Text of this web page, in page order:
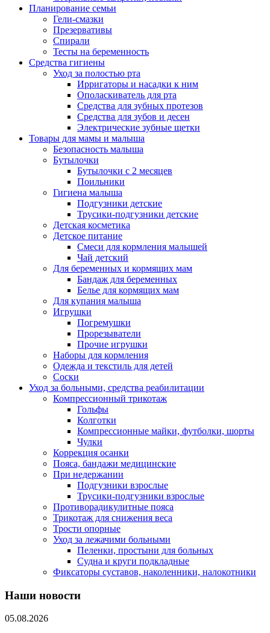
Планирование семьи
Гели-смазки
Презервативы
Спирали
Тесты на беременность
Средства гигиены
Уход за полостью рта
Ирригаторы и насадки к ним
Ополаскиватель для рта
Средства для зубных протезов
Средства для зубов и десен
Электрические зубные щетки
Товары для мамы и малыша
Безопасность малыша
Бутылочки
Бутылочки с 2 месяцев
Поильники
Гигиена малыша
Подгузники детские
Трусики-подгузники детские
Детская косметика
Детское питание
Смеси для кормления малышей
Чай детский
Для беременных и кормящих мам
Бандаж для беременных
Белье для кормящих мам
Для купания малыша
Игрушки
Погремушки
Прорезыватели
Прочие игрушки
Наборы для кормления
Одежда и текстиль для детей
Соски
Уход за больными, средства реабилитации
Компрессионный трикотаж
Гольфы
Колготки
Компрессионные майки, футболки, шорты
Чулки
Коррекция осанки
Пояса, бандажи медицинские
При недержании
Подгузники взрослые
Трусики-подгузники взрослые
Противорадикулитные пояса
Трикотаж для снижения веса
Трости опорные
Уход за лежачими больными
Пеленки, простыни для больных
Судна и круги подкладные
Фиксаторы суставов, наколенники, налокотники
Наши новости
05.08.2026